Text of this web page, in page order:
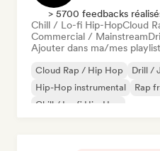
> 5700 feedbacks
Chill / Lo-fi Hip-HopCloud
Commercial / Mainstream
Ajouter dans ma/mes
Cloud Rap / Hip Hop Drill /
Hip-Hop instrumental
Rap
Chill / Lo-fi Hip-Hop